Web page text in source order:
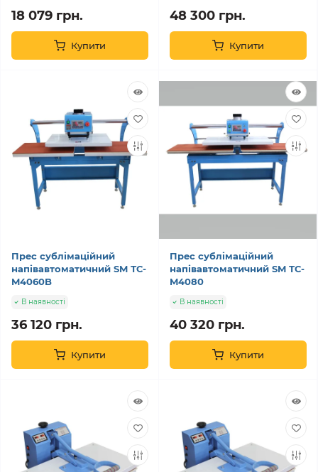
18 079 грн.
Купити
48 300 грн.
Купити
Прес сублімаційний
напівавтоматичний SM ТС-
M4060B
В наявності
36 120 грн.
Купити
Прес сублімаційний
напівавтоматичний SM ТС-
M4080
В наявності
40 320 грн.
Купити